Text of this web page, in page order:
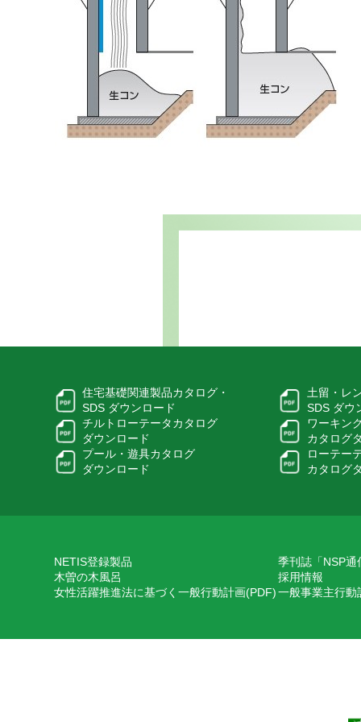
住宅基礎関連製品カタログ・
SDS ダウンロード
土留・レ
SDS ダウ
チルトローテータカタログ
ダウンロード
ワーキン
カタログ
プール・遊具カタログ
ダウンロード
ローテー
カタログ
NETIS登録製品
季刊誌「NSP通
木曽の木風呂
採用情報
女性活躍推進法に基づく一般行動計画(PDF) 一般事業主行動